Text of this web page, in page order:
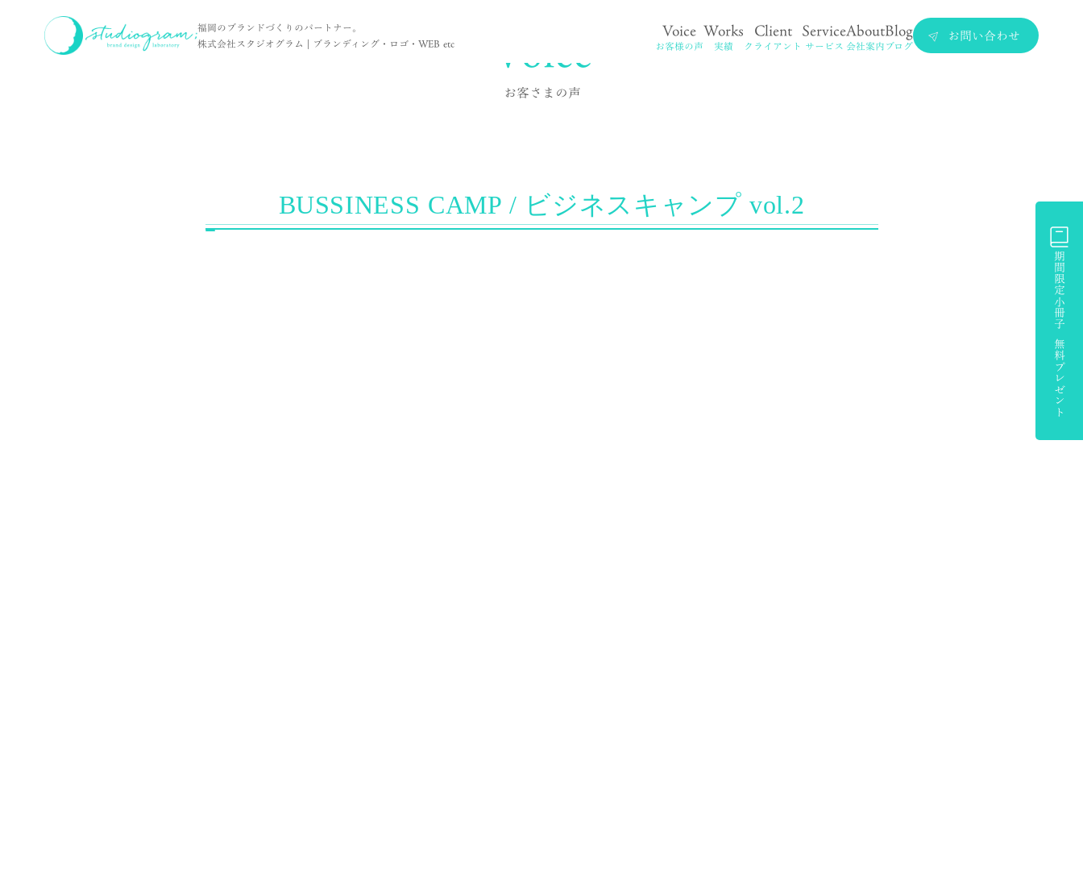
福岡のブランドづくりのパートナー。
株式会社スタジオグラム | ブランディング・ロゴ・WEB etc
Voice
お客様の声
Works
実績
Client
クライアント
Service
サービス
About
会社案内
Blog
ブログ お問い合わせ
ホーム Voice
お客さまの声
BUSSINESS CAMP / ビジネスキャンプ vol.2
期間限定小冊子 無料プレゼント